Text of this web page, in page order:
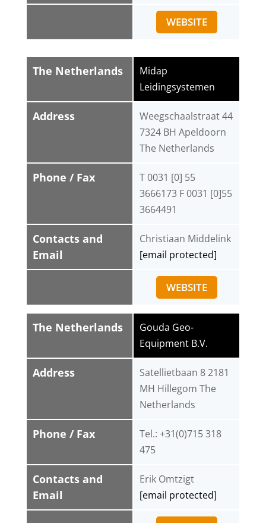
WEBSITE
The Netherlands
Address
Phone / Fax
Contacts and
Email
Midap
Leidingsystemen
Weegschaalstraat 44
7324 BH Apeldoorn
The Netherlands
T 0031 [0] 55
3666173 F 0031 [0]55
3664491
Christiaan Middelink
[email protected]
WEBSITE
The Netherlands
Address
Phone / Fax
Contacts and
Email
Gouda Geo-
Equipment B.V.
Satellietbaan 8 2181
MH Hillegom The
Netherlands
Tel.: +31(0)715 318
475
Erik Omtzigt
[email protected]